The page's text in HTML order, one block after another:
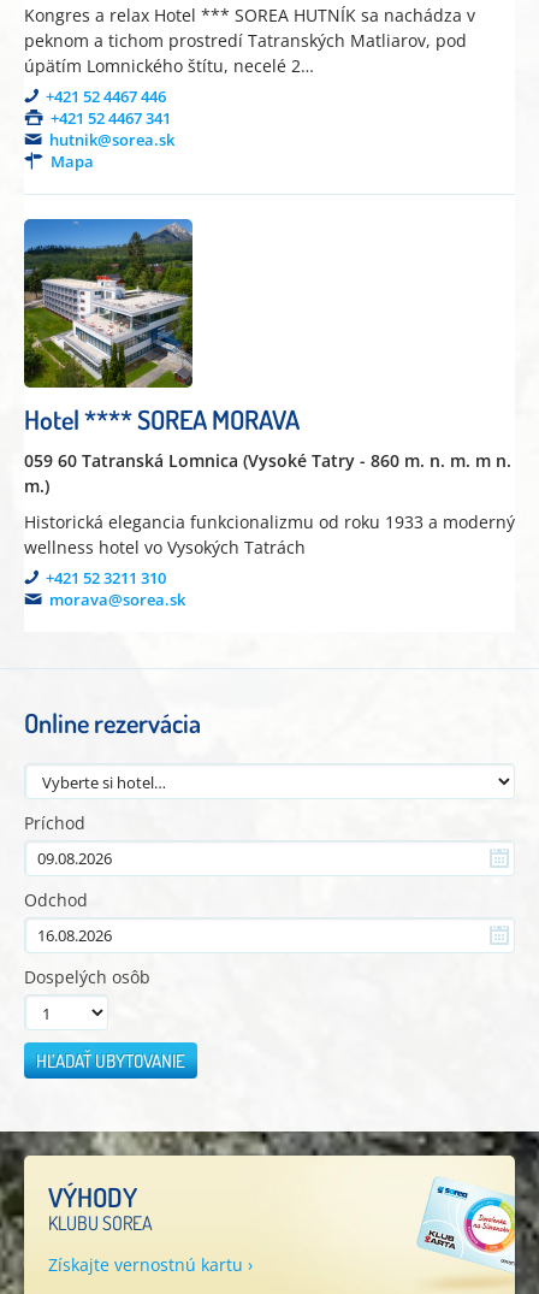
Kongres a relax Hotel *** SOREA HUTNÍK sa nachádza v
peknom a tichom prostredí Tatranských Matliarov, pod
úpätím Lomnického štítu, necelé 2…
+421 52 4467 446
+421 52 4467 341
hutnik@sorea.sk
Mapa
Hotel **** SOREA MORAVA
059 60 Tatranská Lomnica (Vysoké Tatry - 860 m. n. m. m n.
m.)
Historická elegancia funkcionalizmu od roku 1933 a moderný
wellness hotel vo Vysokých Tatrách
+421 52 3211 310
morava@sorea.sk
Online rezervácia
Príchod
Odchod
Dospelých osôb
HĽADAŤ UBYTOVANIE
VÝHODY
KLUBU SOREA
Získajte vernostnú kartu ›